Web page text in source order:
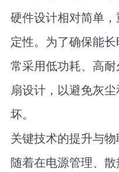
硬件设计相对简单
定性。为了确保能
常采用低功耗、高
扇设计，以避免灰
坏。
关键技术的提升与
随着在电源管理、